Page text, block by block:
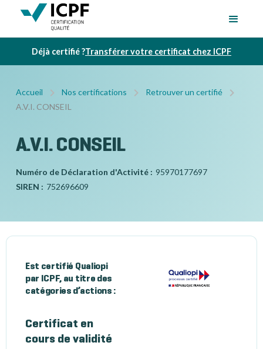
Déjà certifié ?Transférer votre certificat chez ICPF
Accueil Nos certifications
Retrouver un certifié
A.V.I. CONSEIL
A.V.I. CONSEIL
Numéro de Déclaration d'Activité : 95970177697
SIREN : 752696609
Est certifié Qualiopi
par ICPF, au titre des
catégories d’actions :
Certificat en
cours de validité